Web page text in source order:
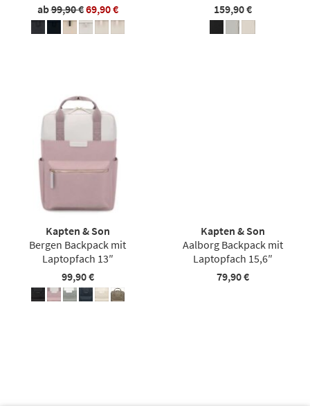
ab99,90 €69,90 €
159,90 €
Kapten & Son
Bergen Backpack mit
Laptopfach 13″
99,90 €
Kapten & Son
Aalborg Backpack mit
Laptopfach 15,6″
79,90 €